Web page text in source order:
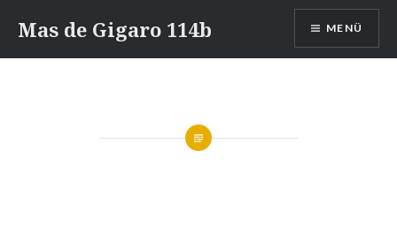
Inhalt
springen
Mas de Gigaro 114b MENÜ